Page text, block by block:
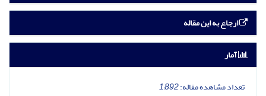
ارجاع به این مقاله
آمار
تعداد مشاهده مقاله:1,892